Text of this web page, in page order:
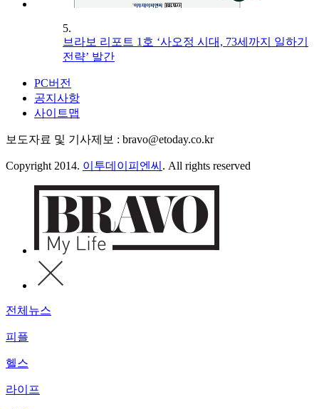
5.
브라보 리포트 1호 ‘사오정 시대, 73세까지 일하기
전략’ 발간
PC버전
공지사항
사이트맵
보도자료 및 기사제보 : bravo@etoday.co.kr
Copyright 2014. 이투데이피엔씨 . All rights reserved
전체뉴스
피플
헬스
라이프